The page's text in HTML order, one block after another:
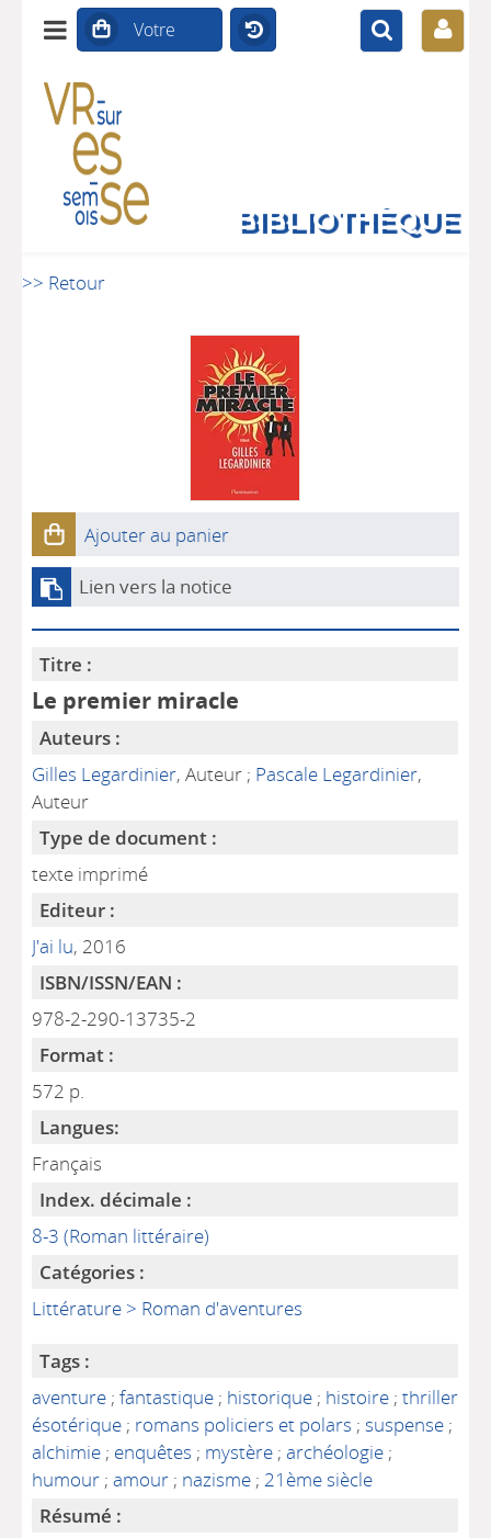
BIBLIOTHÈQUE
>> Retour
Ajouter au panier
Lien vers la notice
Titre :
Le premier miracle
Auteurs :
Gilles Legardinier, Auteur ; Pascale Legardinier,
Auteur
Type de document :
texte imprimé
Editeur :
J'ai lu, 2016
ISBN/ISSN/EAN :
978-2-290-13735-2
Format :
572 p.
Langues:
Français
Index. décimale :
8-3 (Roman littéraire)
Catégories :
Littérature > Roman d'aventures
Tags :
aventure ;fantastique ; historique ; histoire ;thriller
ésotérique ; romans policiers et polars ;suspense ;
alchimie ; enquêtes ; mystère ;archéologie ;
humour ;amour ; nazisme ; 21ème siècle
Résumé :